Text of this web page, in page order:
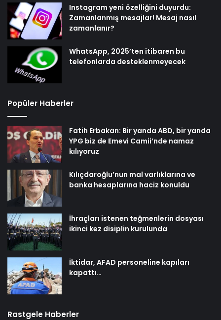
Instagram yeni özelliğini duyurdu:
Zamanlanmış mesajlar! Mesaj nasıl
zamanlanır?
WhatsApp, 2025’ten itibaren bu
telefonlarda desteklenmeyecek
Popüler Haberler
Fatih Erbakan: Bir yanda ABD, bir yanda
YPG biz de Emevi Camii’nde namaz
kılıyoruz
Kılıçdaroğlu’nun mal varlıklarına ve
banka hesaplarına haciz konuldu
İhraçları istenen teğmenlerin dosyası
ikinci kez disiplin kurulunda
İktidar, AFAD personeline kapıları
kapattı…
Rastgele Haberler